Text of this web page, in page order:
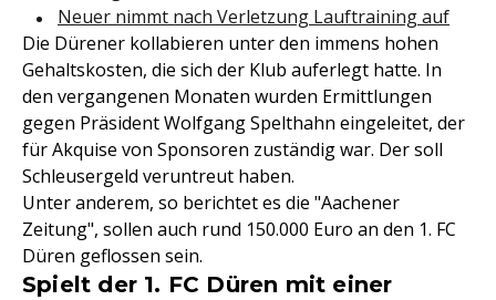
Neuer nimmt nach Verletzung Lauftraining auf
Die Dürener kollabieren unter den immens hohen
Gehaltskosten, die sich der Klub auferlegt hatte. In
den vergangenen Monaten wurden Ermittlungen
gegen Präsident Wolfgang Spelthahn eingeleitet, der
für Akquise von Sponsoren zuständig war. Der soll
Schleusergeld veruntreut haben.
Unter anderem, so berichtet es die "Aachener
Zeitung", sollen auch rund 150.000 Euro an den 1. FC
Düren geflossen sein.
Spielt der 1. FC Düren mit einer